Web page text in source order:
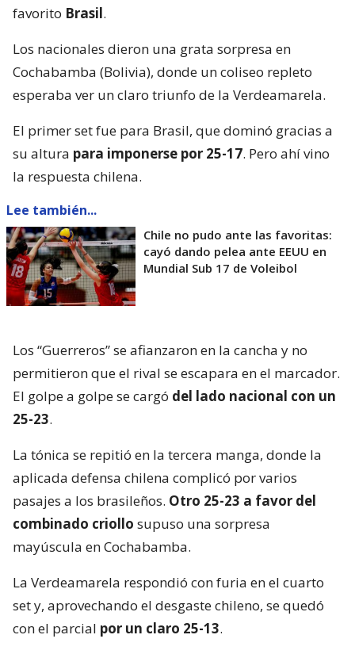
favorito Brasil.
Los nacionales dieron una grata sorpresa en
Cochabamba (Bolivia), donde un coliseo repleto
esperaba ver un claro triunfo de la Verdeamarela.
El primer set fue para Brasil, que dominó gracias a
su altura para imponerse por 25-17. Pero ahí vino
la respuesta chilena.
Lee también...
Chile no pudo ante las favoritas:
cayó dando pelea ante EEUU en
Mundial Sub 17 de Voleibol
Los “Guerreros” se afianzaron en la cancha y no
permitieron que el rival se escapara en el marcador.
El golpe a golpe se cargó del lado nacional con un
25-23.
La tónica se repitió en la tercera manga, donde la
aplicada defensa chilena complicó por varios
pasajes a los brasileños. Otro 25-23 a favor del
combinado criollo supuso una sorpresa
mayúscula en Cochabamba.
La Verdeamarela respondió con furia en el cuarto
set y, aprovechando el desgaste chileno, se quedó
con el parcial por un claro 25-13.